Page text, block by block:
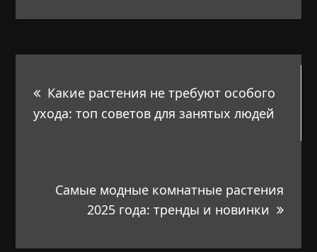
по
Какие растения не требуют особого
ухода: топ советов для занятых людей
Самые модные комнатные растения
2025 года: тренды и новинки